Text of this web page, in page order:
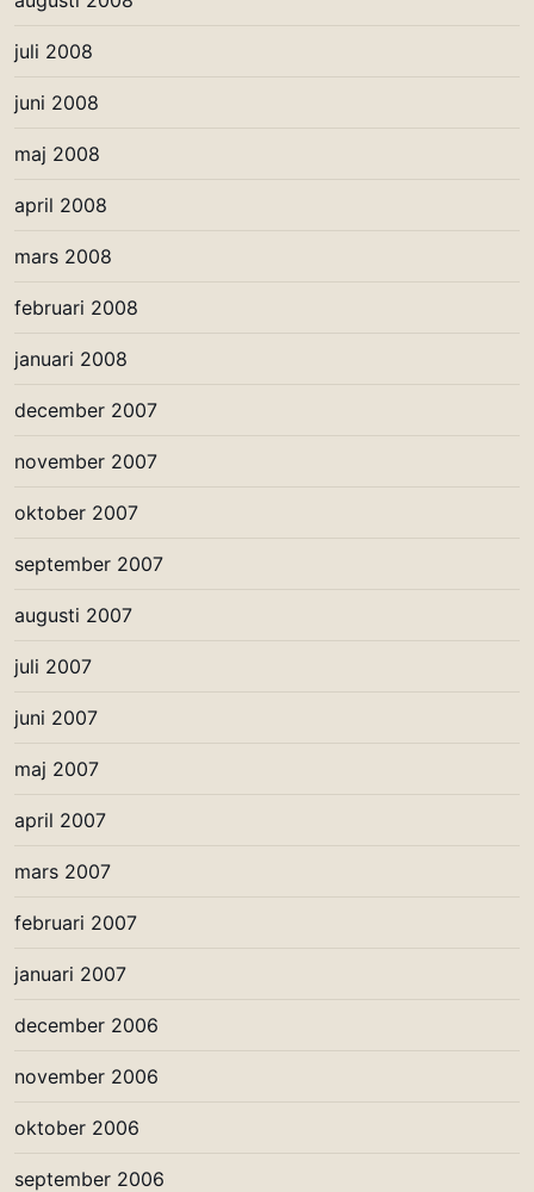
juli 2008
juni 2008
maj 2008
april 2008
mars 2008
februari 2008
januari 2008
december 2007
november 2007
oktober 2007
september 2007
augusti 2007
juli 2007
juni 2007
maj 2007
april 2007
mars 2007
februari 2007
januari 2007
december 2006
november 2006
oktober 2006
september 2006